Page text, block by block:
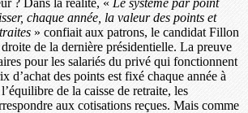
chaque année, la valeur des points et
» confiait aux patrons, le candidat Fillon
de la dernière présidentielle. La preuve
pour les salariés du privé qui fonctionnent
d’achat des points est fixé chaque année à
de la caisse de retraite, les
aux cotisations reçues. Mais comme